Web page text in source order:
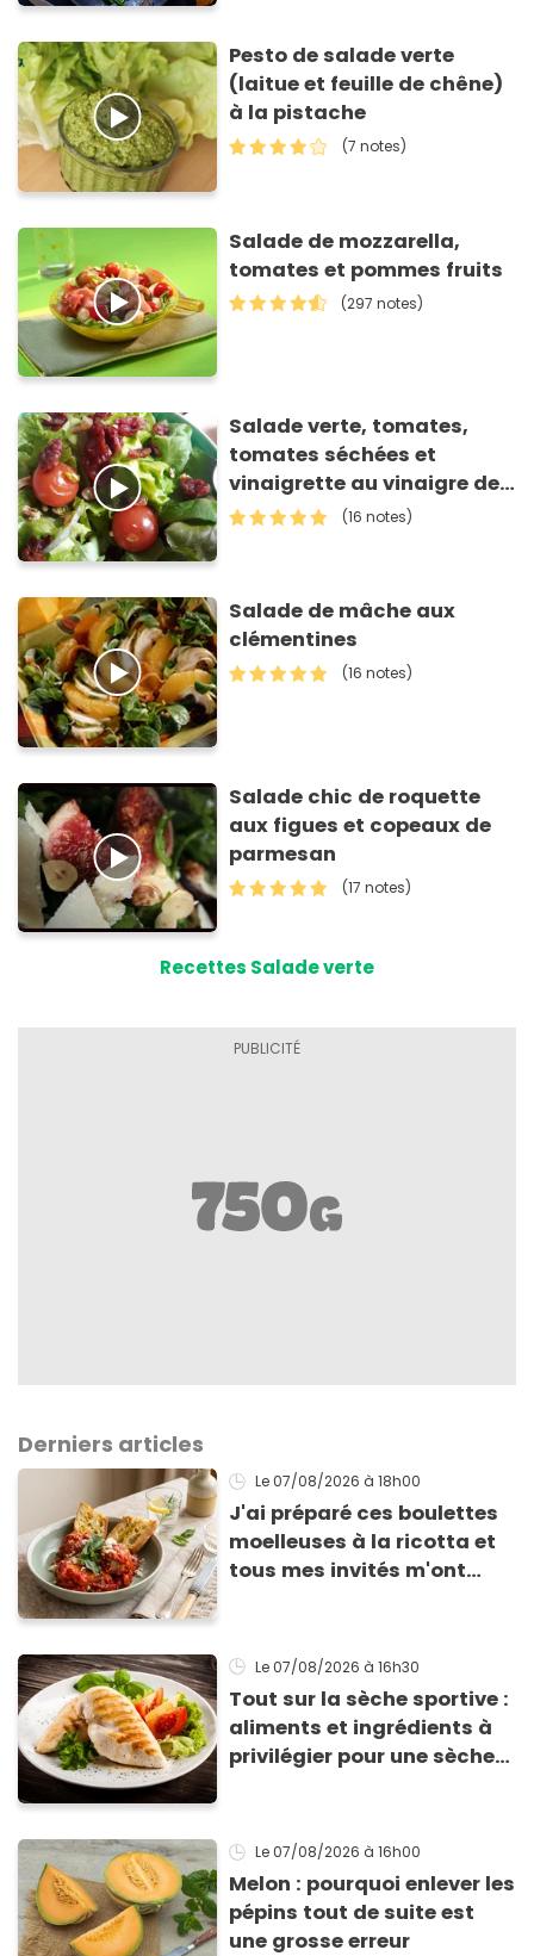
Pesto de salade verte
(laitue et feuille de chêne)
à la pistache
(7 notes)
Salade de mozzarella,
tomates et pommes fruits
(297 notes)
Salade verte, tomates,
tomates séchées et
vinaigrette au vinaigre de
framboise
(16 notes)
Salade de mâche aux
clémentines
(16 notes)
Salade chic de roquette
aux figues et copeaux de
parmesan
(17 notes)
Recettes Salade verte
Derniers articles
Le 07/08/2026 à 18h00
J'ai préparé ces boulettes
moelleuses à la ricotta et
tous mes invités m'ont
Le 07/08/2026 à 16h30
Tout sur la sèche sportive :
aliments et ingrédients à
privilégier pour une sèche
Le 07/08/2026 à 16h00
Melon : pourquoi enlever les
pépins tout de suite est
une grosse erreur